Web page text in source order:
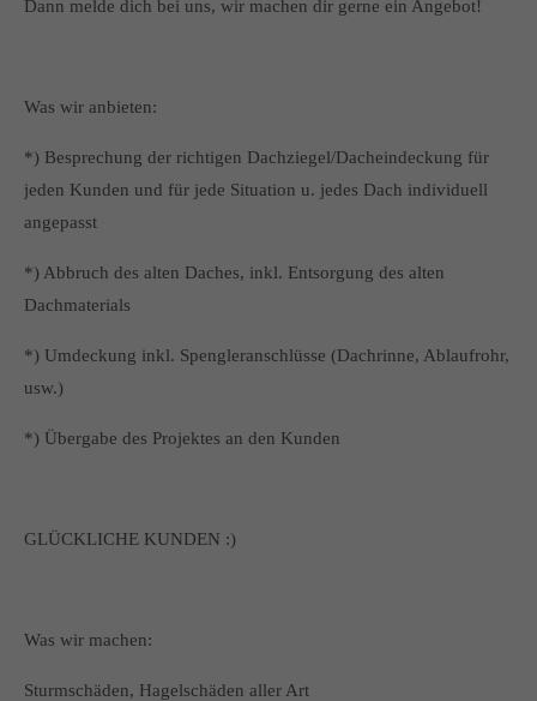
Dann melde dich bei uns, wir machen dir gerne ein Angebot!
Was wir anbieten:
*) Besprechung der richtigen Dachziegel/Dacheindeckung für
jeden Kunden und für jede Situation u. jedes Dach individuell
angepasst
*) Abbruch des alten Daches, inkl. Entsorgung des alten
Dachmaterials
*) Umdeckung inkl. Spengleranschlüsse (Dachrinne, Ablaufrohr,
usw.)
*) Übergabe des Projektes an den Kunden
GLÜCKLICHE KUNDEN :)
Was wir machen:
Sturmschäden, Hagelschäden aller Art